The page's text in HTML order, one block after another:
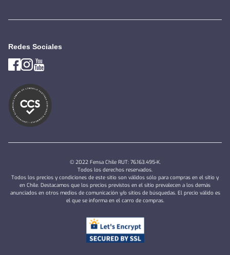
Redes Sociales
© 2022 Fensa Chile RUT: 76.163.495-K.
Todos los derechos reservados.
Todos los precios y condiciones de este sitio son válidos sólo para compras en el sitio y
en Chile. Destacamos que los precios previstos en el sitio prevalecen a los demás
anunciados en otros medios de comunicación y/o sitios de búsquedas. El precio válido es
el que se informa en el carro de compras.